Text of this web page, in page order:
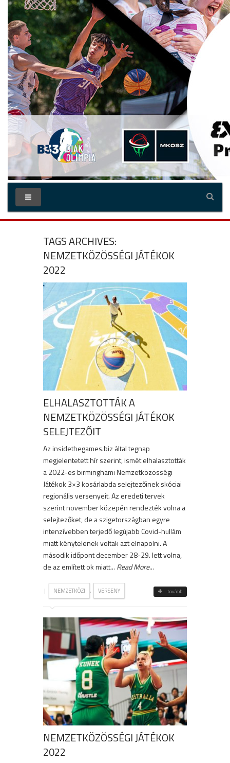
TAGS ARCHIVES:
NEMZETKÖZÖSSÉGI JÁTÉKOK
2022
ELHALASZTOTTÁK A
NEMZETKÖZÖSSÉGI JÁTÉKOK
SELEJTEZŐIT
Az insidethegames.biz által tegnap
megjelentetett hír szerint, ismét elhalasztották
a 2022-es birminghami Nemzetközösségi
Játékok 3×3 kosárlabda selejtezőinek skóciai
regionális versenyeit. Az eredeti tervek
szerint november közepén rendezték volna a
selejtezőket, de a szigetországban egyre
intenzívebben terjedő legújabb Covid-hullám
miatt kénytelenek voltak azt elnapolni. A
második időpont december 28-29. lett volna,
de az említett ok miatt... Read More...
| NEMZETKÖZI , VERSENY tovább
NEMZETKÖZÖSSÉGI JÁTÉKOK
2022